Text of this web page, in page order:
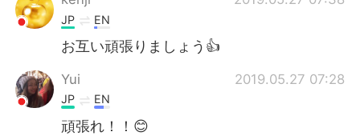
JP EN
お互い頑張りましょう👍
Yui 2019.05.27 07:28
JP EN
頑張れ！！😊